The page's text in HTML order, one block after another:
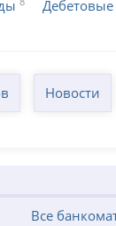
Новости
Все